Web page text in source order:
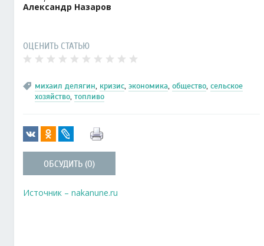
Александр Назаров
ОЦЕНИТЬ СТАТЬЮ
михаил делягин, кризис, экономика, общество, сельское
хозяйство, топливо
ОБСУДИТЬ (0)
Источник – nakanune.ru